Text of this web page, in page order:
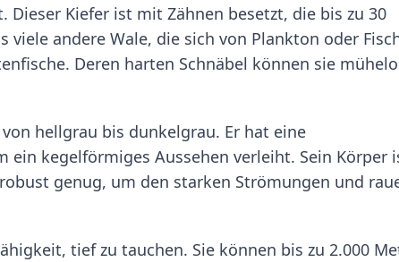
Kiefer ist mit Zähnen besetzt, die bis zu 30
andere Wale, die sich von Plankton oder
Deren harten Schnäbel können sie
hellgrau bis dunkelgrau. Er hat eine
ein kegelförmiges Aussehen verleiht. Sein Körper
genug, um den starken Strömungen und
tief zu tauchen. Sie können bis zu 2.000